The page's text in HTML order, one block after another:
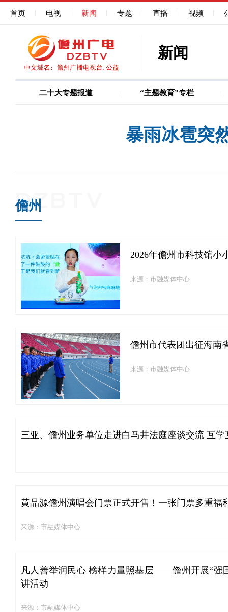
首页 电视 新闻 专题 直播 视频
新闻
二十大专题报道 “主题教育”专栏
暴雨冰雹突
儋州
2026年儋州市科技馆小
来源：市融媒体中心
儋州市代表团出征海南
来源：市融媒体中心
三亚、儋州业务单位走进白马井法庭座谈交流 互
黄品源儋州演唱会门票正式开售！一张门票多重福
来源：市融媒体中心
凡人善举润民心 榜样力量照基层——儋州开展“强
讲活动
来源：市融媒体中心